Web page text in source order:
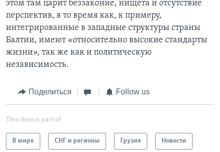
этом там царит беззаконие, нищета и отсутствие
перспектив, в то время как, к примеру,
интегрированные в западные структуры страны
Балтии, имеют «относительно высокие стандарты
жизни», так же как и политическую
независимость.
Поделиться Follow us
This item is part of
В мире СНГ и регионы Грузия Новости